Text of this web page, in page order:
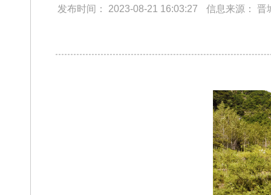
发布时间： 2023-08-21 16:03:27 信息来源： 晋